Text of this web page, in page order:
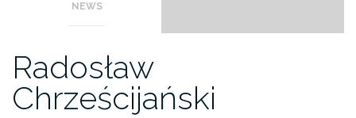
NEWS
Radosław
Chrześcijański